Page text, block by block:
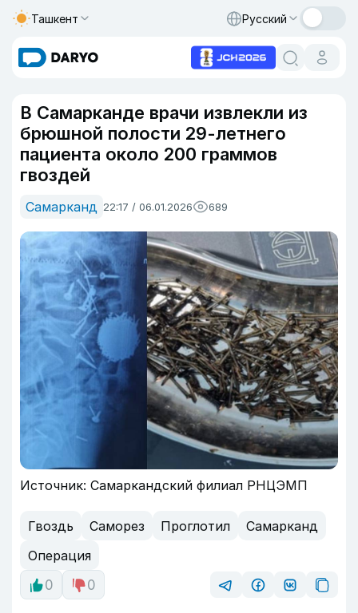
Ташкент Русский
В Самарканде врачи извлекли из
брюшной полости 29-летнего
пациента около 200 граммов
гвоздей
Самарканд 22:17 / 06.01.2026 689
Источник: Самаркандский филиал РНЦЭМП
Гвоздь Саморез Проглотил
Самарканд
Операция
0
0